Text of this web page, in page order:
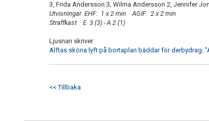
3, Frida Andersson 3, Wilma Andersson 2, Jennifer
Utvisningar EHF: 1 x 2 min AGIF: 2 x 2 min
Straffkast E 3 (3) - A 2 (1)
Ljusnan skriver:
Alftas sköna lyft på bortaplan bäddar för derbydrag:
<< Tillbaka